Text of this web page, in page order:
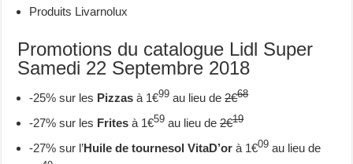
Produits Livarnolux
Promotions du catalogue Lidl Super
Samedi 22 Septembre 2018
-25% sur les Pizzas à 1€99 au lieu de2€68
-27% sur les Frites à 1€59 au lieu de2€19
-27% sur l’Huile de tournesol VitaD’or à 1€09 au lieu de